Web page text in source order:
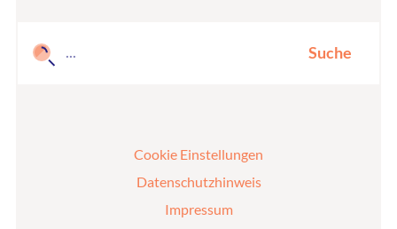
Suche
Cookie Einstellungen
Datenschutzhinweis
Impressum